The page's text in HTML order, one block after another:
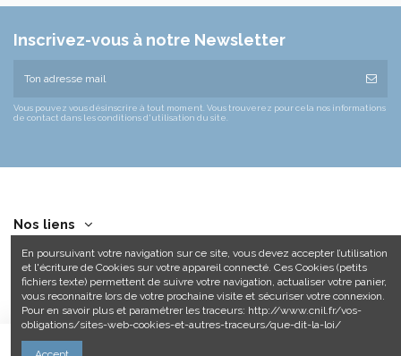
Inscrivez-vous à notre Newsletter
Vous pouvez vous désinscrire à tout moment. Vous trouverez pour cela nos informations
de contact dans les conditions d'utilisation du site.
Nos liens
Contact us
En poursuivant votre navigation sur ce site, vous devez accepter l’utilisation
et l'écriture de Cookies sur votre appareil connecté. Ces Cookies (petits
fichiers texte) permettent de suivre votre navigation, actualiser votre panier,
vous reconnaitre lors de votre prochaine visite et sécuriser votre connexion.
Pour en savoir plus et paramétrer les traceurs: http://www.cnil.fr/vos-
obligations/sites-web-cookies-et-autres-traceurs/que-dit-la-loi/